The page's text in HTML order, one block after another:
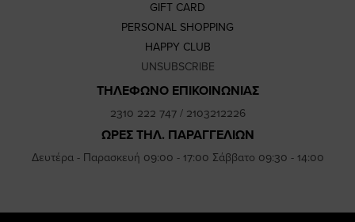
GIFT CARD
PERSONAL SHOPPING
HAPPY CLUB
UNSUBSCRIBE
ΤΗΛΕΦΩΝΟ ΕΠΙΚΟΙΝΩΝΙΑΣ
2310 222 747/ 2103212226
ΩΡΕΣ ΤΗΛ. ΠΑΡΑΓΓΕΛΙΩΝ
Δευτέρα - Παρασκευή 09:00 - 17:00 Σάββατο 09:30 - 14:00